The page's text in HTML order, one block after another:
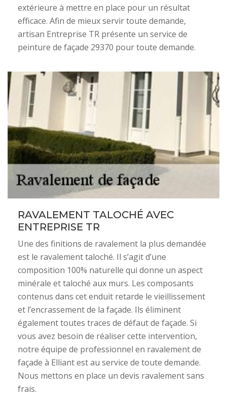
extérieure à mettre en place pour un résultat
efficace. Afin de mieux servir toute demande,
artisan Entreprise TR présente un service de
peinture de façade 29370 pour toute demande.
RAVALEMENT TALOCHÉ AVEC
ENTREPRISE TR
Une des finitions de ravalement la plus demandée
est le ravalement taloché. Il s’agit d’une
composition 100% naturelle qui donne un aspect
minérale et taloché aux murs. Les composants
contenus dans cet enduit retarde le vieillissement
et l’encrassement de la façade. Ils éliminent
également toutes traces de défaut de façade. Si
vous avez besoin de réaliser cette intervention,
notre équipe de professionnel en ravalement de
façade à Elliant est au service de toute demande.
Nous mettons en place un devis ravalement sans
frais.